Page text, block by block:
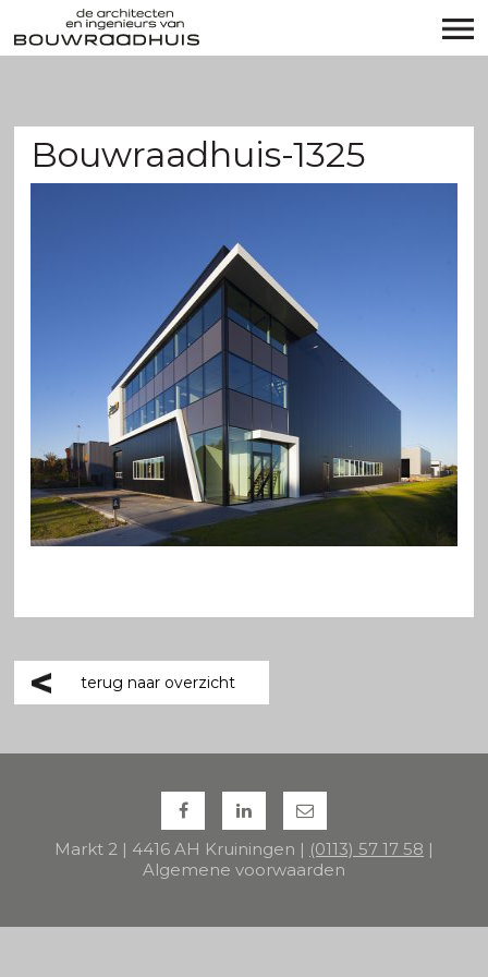
Bouwraadhuis-1325
terug naar overzicht
Markt 2 | 4416 AH Kruiningen | (0113) 57 17 58 |
Algemene voorwaarden